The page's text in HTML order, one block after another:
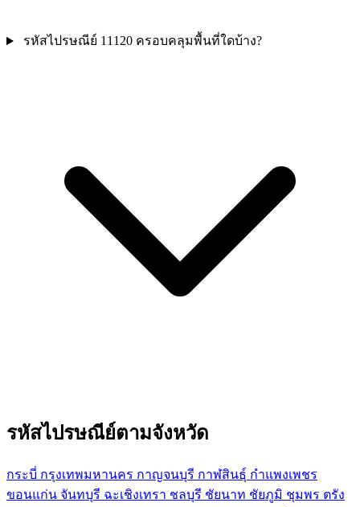
รหัสไปรษณีย์ 11120 ครอบคลุมพื้นที่ใดบ้าง?
รหัสไปรษณีย์ตามจังหวัด
กระบี่ กรุงเทพมหานคร กาญจนบุรี กาฬสินธุ์ กำแพงเพชร
ขอนแก่น จันทบุรี ฉะเชิงเทรา ชลบุรี ชัยนาท ชัยภูมิ ชุมพร ตรัง